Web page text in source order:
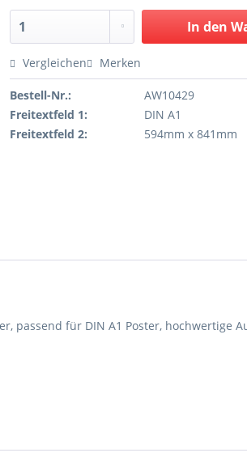
In den
Vergleichen Merken
Bestell-Nr.:
AW10429
Freitextfeld 1:
DIN A1
Freitextfeld 2:
594mm x 841mm
passend für DIN A1 Poster, hochwertige